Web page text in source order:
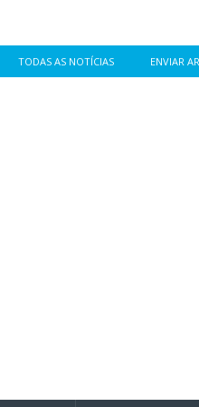
TODAS AS NOTÍCIAS ENVIAR